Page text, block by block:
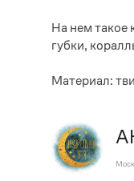
На нем такое
губки,
Материал: